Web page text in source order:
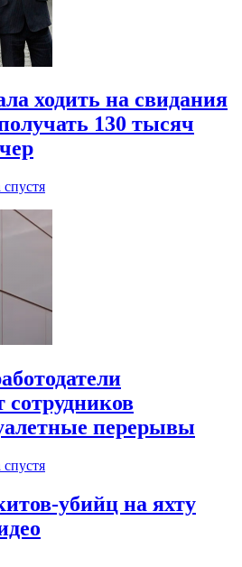
ходить на свидания
130 тысяч
спустя
перерывы
спустя
убийц на яхту